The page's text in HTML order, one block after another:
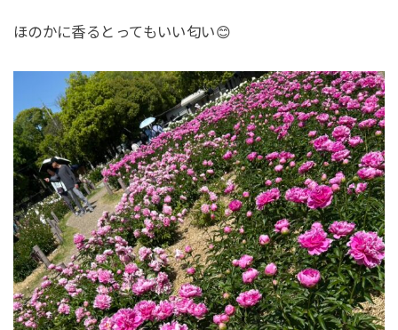
ほのかに香るとってもいい匂い😊